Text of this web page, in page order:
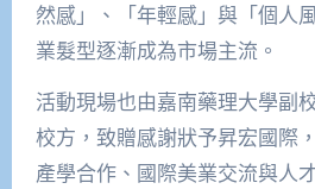
然感」、「年輕感」與「個人
業髮型逐漸成為市場主流。
活動現場也由嘉南藥理大學副
校方，致贈感謝狀予昇宏國際
產學合作、國際美業交流與人